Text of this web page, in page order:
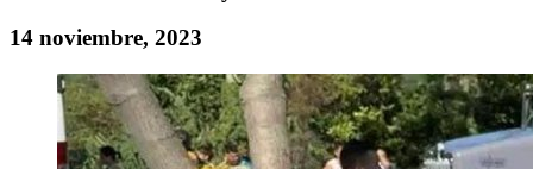
14 noviembre, 2023